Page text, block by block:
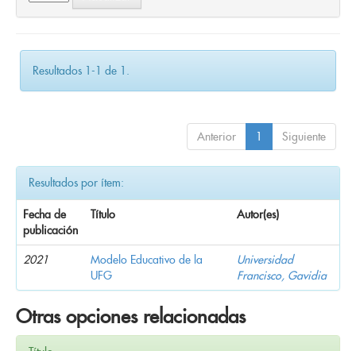
Resultados 1-1 de 1.
Anterior 1 Siguiente
Resultados por ítem:
Fecha de
publicación
Título Autor(es)
2021
Modelo Educativo de la
UFG
Universidad
Francisco, Gavidia
Otras opciones relacionadas